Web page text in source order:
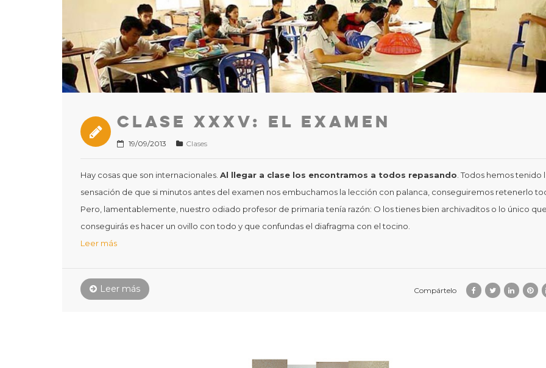
Clase XXXV: El examen
19/09/2013 Clases
Hay cosas que son internacionales. Al llegar a clase los encontramos a todos repasando. Todos hemos tenido
sensación de que si minutos antes del examen nos embuchamos la lección con palanca, conseguiremos retenerlo
Pero, lamentablemente, nuestro odiado profesor de primaria tenía razón: O los tienes bien archivaditos o lo único
conseguirás es hacer un ovillo con todo y que confundas el diafragma con el tocino.
Leer más
Leer más Compártelo